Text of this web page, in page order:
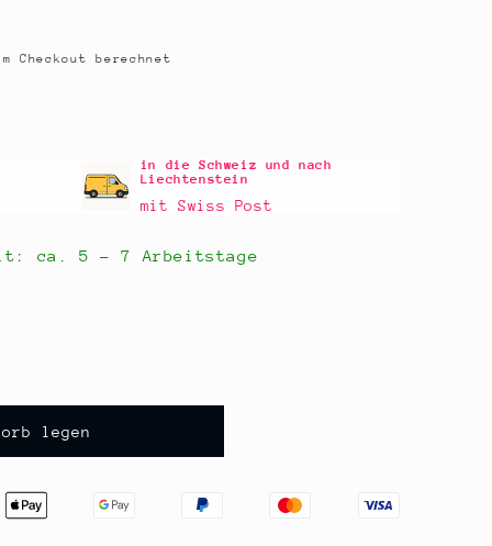
Checkout berechnet
in die Schweiz und nach
Liechtenstein
mit Swiss Post
ca. 5 - 7 Arbeitstage
legen